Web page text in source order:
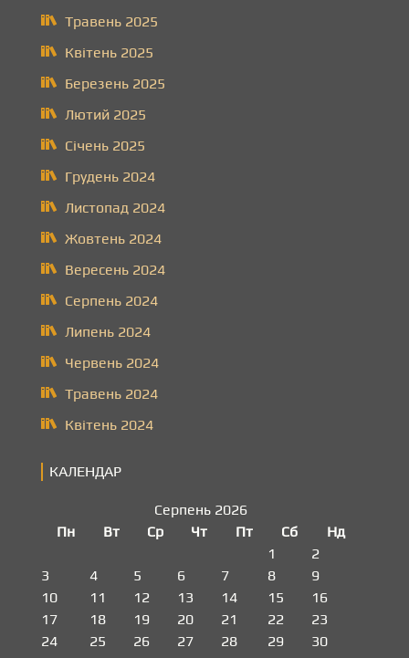
Травень 2025
Квітень 2025
Березень 2025
Лютий 2025
Січень 2025
Грудень 2024
Листопад 2024
Жовтень 2024
Вересень 2024
Серпень 2024
Липень 2024
Червень 2024
Травень 2024
Квітень 2024
КАЛЕНДАР
Серпень 2026
Пн
Вт Ср Чт Пт Сб
Нд
1
2
3
4 5 6 7 8
9
10
11 12 13 14 15
16
17
18 19 20 21 22
23
24
25 26 27 28 29
30